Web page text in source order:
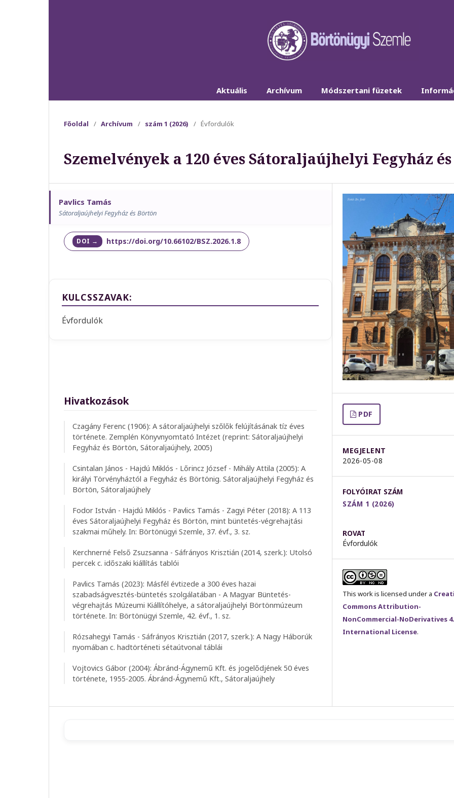
Aktuális Archívum Módszertani füzetek
Főoldal / Archívum / szám 1 (2026) / Évfordulók
Szemelvények a 120 éves Sátoraljaújhelyi Fegyház
Pavlics Tamás
Sátoraljaújhelyi Fegyház és Börtön
https://doi.org/10.66102/BSZ.2026.1.8
KULCSSZAVAK:
Évfordulók
Hivatkozások
Czagány Ferenc (1906): A sátoraljaújhelyi szőlők felújításának tíz éves
története. Zemplén Könyvnyomtató Intézet (reprint: Sátoraljaújhelyi
Fegyház és Börtön, Sátoraljaújhely, 2005)
Csintalan János - Hajdú Miklós - Lőrincz József - Mihály Attila (2005): A
királyi Törvényháztól a Fegyház és Börtönig. Sátoraljaújhelyi Fegyház és
Börtön, Sátoraljaújhely
Fodor István - Hajdú Miklós - Pavlics Tamás - Zagyi Péter (2018): A 113
éves Sátoraljaújhelyi Fegyház és Börtön, mint büntetés-végrehajtási
szakmai műhely. In: Börtönügyi Szemle, 37. évf., 3. sz.
Kerchnerné Felső Zsuzsanna - Sáfrányos Krisztián (2014, szerk.): Utolsó
percek c. időszaki kiállítás tablói
Pavlics Tamás (2023): Másfél évtizede a 300 éves hazai
szabadságvesztés-büntetés szolgálatában - A Magyar Büntetés-
végrehajtás Múzeumi Kiállítóhelye, a sátoraljaújhelyi Börtönmúzeum
története. In: Börtönügyi Szemle, 42. évf., 1. sz.
Rózsahegyi Tamás - Sáfrányos Krisztián (2017, szerk.): A Nagy Háborúk
nyomában c. hadtörténeti sétaútvonal táblái
Vojtovics Gábor (2004): Ábránd-Ágynemű Kft. és jogelődjének 50 éves
története, 1955-2005. Ábránd-Ágynemű Kft., Sátoraljaújhely
PDF
MEGJELENT
2026-05-08
FOLYÓIRAT SZÁM
SZÁM 1 (2026)
ROVAT
Évfordulók
This work is licensed under a
Commons Attribution-
NonCommercial-NoDerivatives
International License.